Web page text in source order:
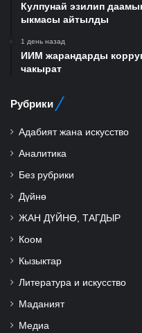
Кулпунай эзилип
ыкмасы айтылды
1 день назад
ИИМ жарандарды
чакырат
Рубрики
Адабият жана искусство
Аналитика
Без рубрики
Дүйнө
ЖАН ДҮЙНӨ, ТАГДЫР
Коом
Кызыктар
Литература и искусство
Маданият
Медиа